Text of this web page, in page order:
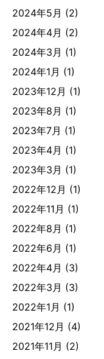
2024年5月 (2)
2024年4月 (2)
2024年3月 (1)
2024年1月 (1)
2023年12月 (1)
2023年8月 (1)
2023年7月 (1)
2023年4月 (1)
2023年3月 (1)
2022年12月 (1)
2022年11月 (1)
2022年8月 (1)
2022年6月 (1)
2022年4月 (3)
2022年3月 (3)
2022年1月 (1)
2021年12月 (4)
2021年11月 (2)